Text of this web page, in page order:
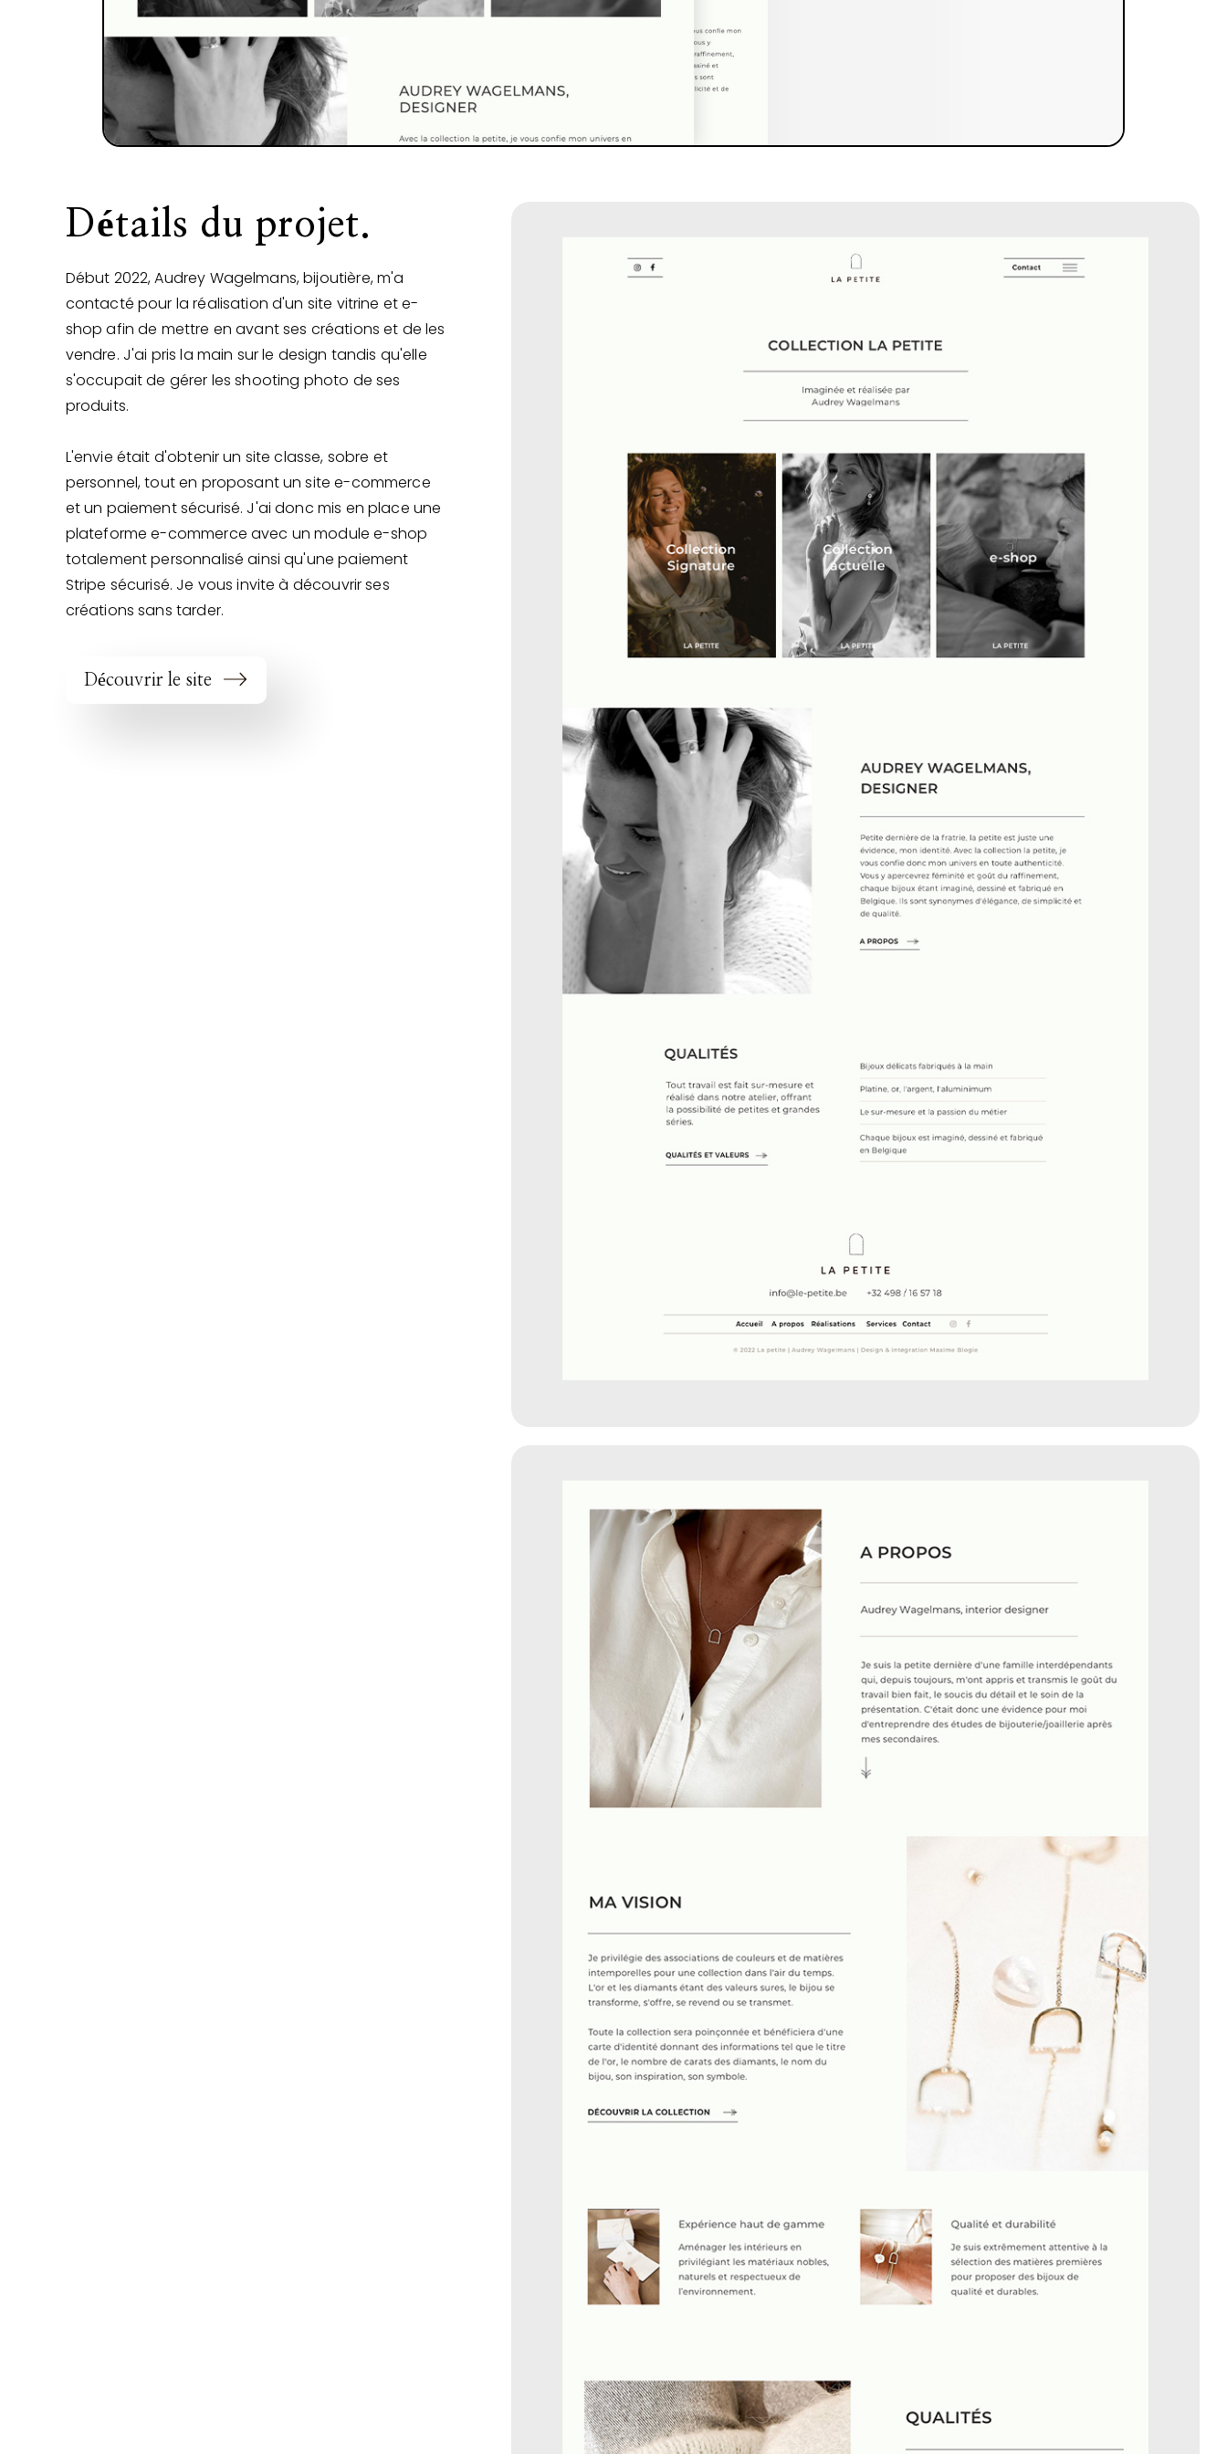
Détails du projet.
Début 2022, Audrey Wagelmans, bijoutière, m'a
contacté pour la réalisation d'un site vitrine et e-
shop afin de mettre en avant ses créations et de les
vendre. J'ai pris la main sur le design tandis qu'elle
s'occupait de gérer les shooting photo de ses
produits.
L'envie était d'obtenir un site classe, sobre et
personnel, tout en proposant un site e-commerce
et un paiement sécurisé. J'ai donc mis en place une
plateforme e-commerce avec un module e-shop
totalement personnalisé ainsi qu'une paiement
Stripe sécurisé. Je vous invite à découvrir ses
créations sans tarder.
Découvrir le site